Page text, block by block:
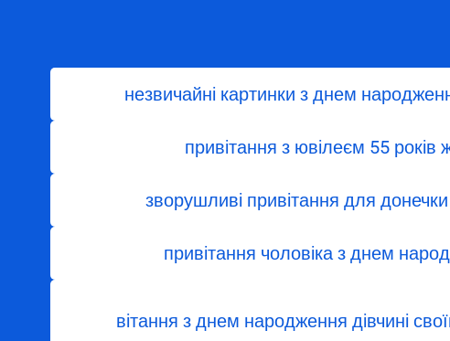
незвичайні картинки з днем
привітання з ювілеєм 55 років
зворушливі привітання для донечки
привітання чоловіка з днем
вітання з днем ​​народження дівчині